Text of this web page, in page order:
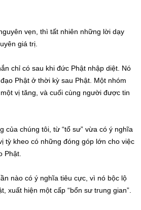
vẹn, thì tất nhiên những lời dạy
giá trị.
chỉ có sau khi đức Phật nhập diệt. Nó
Phật ở thời kỳ sau Phật. Một nhóm
vị tăng, và cuối cùng người được tin
của chúng tôi, từ “tổ sư” vừa có ý nghĩa
tỳ kheo có những đóng góp lớn cho việc
Phật.
nào có ý nghĩa tiêu cực, vì nó bộc lộ
xuất hiện một cấp “bổn sư trung gian”.